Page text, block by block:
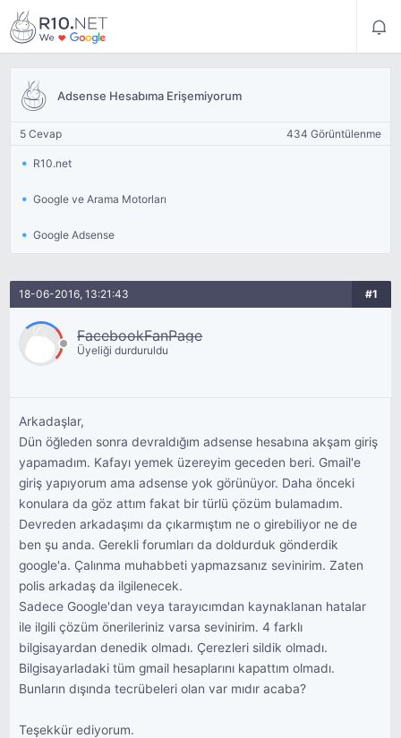
Adsense Hesabıma Erişemiyorum
5 Cevap 434 Görüntülenme
R10.net
Google ve Arama Motorları
Google Adsense
18-06-2016, 13:21:43 #1
FacebookFanPage
Üyeliği durduruldu
Arkadaşlar,
Dün öğleden sonra devraldığım adsense hesabına akşam giriş
yapamadım. Kafayı yemek üzereyim geceden beri. Gmail'e
giriş yapıyorum ama adsense yok görünüyor. Daha önceki
konulara da göz attım fakat bir türlü çözüm bulamadım.
Devreden arkadaşımı da çıkarmıştım ne o girebiliyor ne de
ben şu anda. Gerekli forumları da doldurduk gönderdik
google'a. Çalınma muhabbeti yapmazsanız sevinirim. Zaten
polis arkadaş da ilgilenecek.
Sadece Google'dan veya tarayıcımdan kaynaklanan hatalar
ile ilgili çözüm önerileriniz varsa sevinirim. 4 farklı
bilgisayardan denedik olmadı. Çerezleri sildik olmadı.
Bilgisayarladaki tüm gmail hesaplarını kapattım olmadı.
Bunların dışında tecrübeleri olan var mıdır acaba?
Teşekkür ediyorum.